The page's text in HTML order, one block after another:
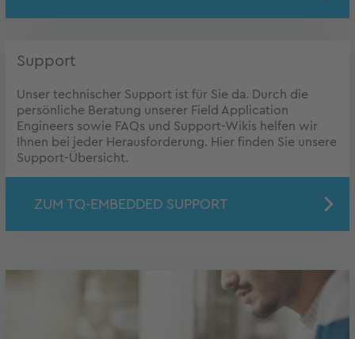
Support
Unser technischer Support ist für Sie da. Durch die
persönliche Beratung unserer Field Application
Engineers sowie FAQs und Support-Wikis helfen wir
Ihnen bei jeder Herausforderung. Hier finden Sie unsere
Support-Übersicht.
ZUM TQ-EMBEDDED SUPPORT